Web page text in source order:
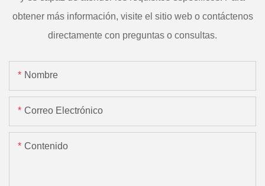
obtener más información, visite el sitio web o contáctenos
directamente con preguntas o consultas.
Nombre
Correo Electrónico
Contenido